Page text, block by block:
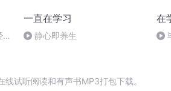
一直在学习
静心即养生
在
试听阅读和有声书MP3打包下载。